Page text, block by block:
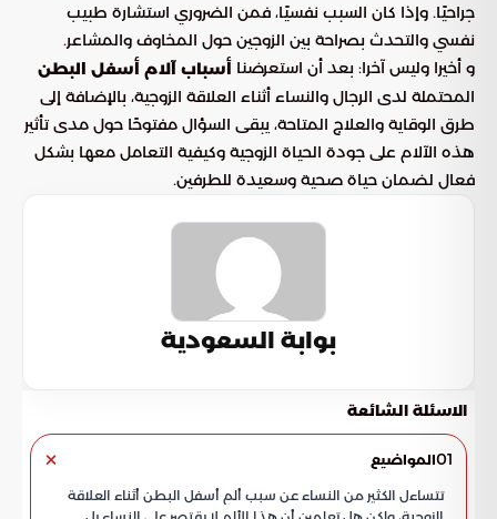
جراحيًا. وإذا كان السبب نفسيًا، فمن الضروري استشارة طبيب
نفسي والتحدث بصراحة بين الزوجين حول المخاوف والمشاعر.
و أخيرا وليس آخرا: بعد أن استعرضنا أسباب آلام أسفل البطن
المحتملة لدى الرجال والنساء أثناء العلاقة الزوجية، بالإضافة إلى
طرق الوقاية والعلاج المتاحة، يبقى السؤال مفتوحًا حول مدى تأثير
هذه الآلام على جودة الحياة الزوجية وكيفية التعامل معها بشكل
فعال لضمان حياة صحية وسعيدة للطرفين.
بوابة السعودية
الاسئلة الشائعة
01المواضيع
تتساءل الكثير من النساء عن سبب ألم أسفل البطن أثناء العلاقة